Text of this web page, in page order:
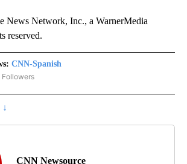
Network, Inc., a WarnerMedia
reserved.
CNN-Spanish
"CNN-SPANISH" TO RECEIVE NOTIFICATIONS ABOUT
Followers
CNN Newsource